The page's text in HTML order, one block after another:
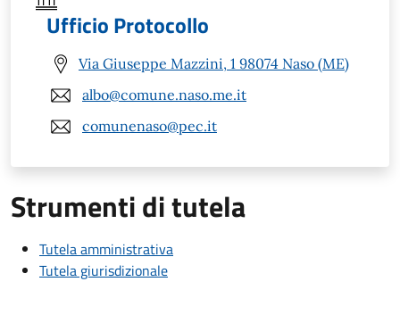
Ufficio Protocollo
Via Giuseppe Mazzini, 1 98074 Naso (ME)
albo@comune.naso.me.it
comunenaso@pec.it
Strumenti di tutela
Tutela amministrativa
Tutela giurisdizionale